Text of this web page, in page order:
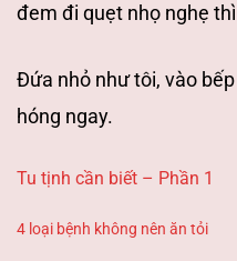
đem đi quẹt nhọ nghẹ
Đứa nhỏ như tôi, vào
hóng ngay.
Tu tịnh cần biết – Phần 1
4 loại bệnh không nên ăn tỏi